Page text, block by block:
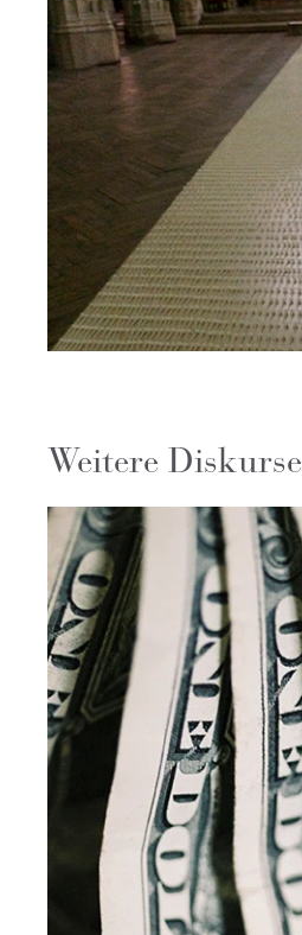
Weitere Diskurse